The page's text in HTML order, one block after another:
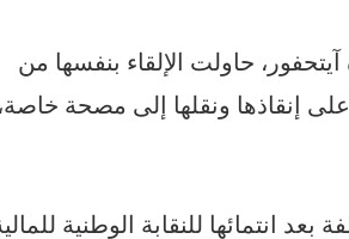
حاولت الإلقاء بنفسها من
إنقاذها ونقلها إلى مصحة
انتمائها للنقابة الوطنية